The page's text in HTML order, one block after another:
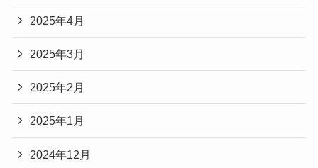
2025年4月
2025年3月
2025年2月
2025年1月
2024年12月